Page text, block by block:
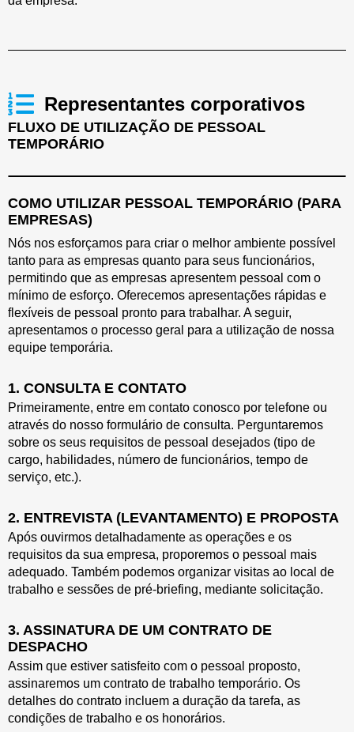
Representantes corporativos
FLUXO DE UTILIZAÇÃO DE PESSOAL
TEMPORÁRIO
COMO UTILIZAR PESSOAL TEMPORÁRIO (PARA
EMPRESAS)
Nós nos esforçamos para criar o melhor ambiente possível
tanto para as empresas quanto para seus funcionários,
permitindo que as empresas apresentem pessoal com o
mínimo de esforço. Oferecemos apresentações rápidas e
flexíveis de pessoal pronto para trabalhar. A seguir,
apresentamos o processo geral para a utilização de nossa
equipe temporária.
1. CONSULTA E CONTATO
Primeiramente, entre em contato conosco por telefone ou
através do nosso formulário de consulta. Perguntaremos
sobre os seus requisitos de pessoal desejados (tipo de
cargo, habilidades, número de funcionários, tempo de
serviço, etc.).
2. ENTREVISTA (LEVANTAMENTO) E PROPOSTA
Após ouvirmos detalhadamente as operações e os
requisitos da sua empresa, proporemos o pessoal mais
adequado. Também podemos organizar visitas ao local de
trabalho e sessões de pré-briefing, mediante solicitação.
3. ASSINATURA DE UM CONTRATO DE
DESPACHO
Assim que estiver satisfeito com o pessoal proposto,
assinaremos um contrato de trabalho temporário. Os
detalhes do contrato incluem a duração da tarefa, as
condições de trabalho e os honorários.